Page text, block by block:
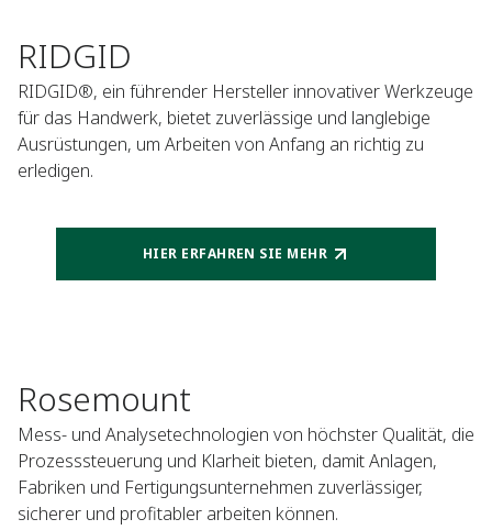
RIDGID
RIDGID®, ein führender Hersteller innovativer Werkzeuge
für das Handwerk, bietet zuverlässige und langlebige
Ausrüstungen, um Arbeiten von Anfang an richtig zu
erledigen.
HIER ERFAHREN SIE MEHR
Rosemount
Mess- und Analysetechnologien von höchster Qualität, die
Prozesssteuerung und Klarheit bieten, damit Anlagen,
Fabriken und Fertigungsunternehmen zuverlässiger,
sicherer und profitabler arbeiten können.